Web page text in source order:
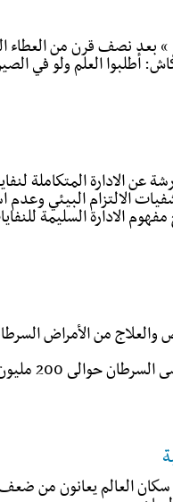
» بعد نصف قرن من العطاء
أطلبوا العلم ولو في
عن الادارة المتكاملة
الالتزام البيئي وعدم
الادارة السليمة
والعلاج من الأمراض
سكان العالم يعانون من